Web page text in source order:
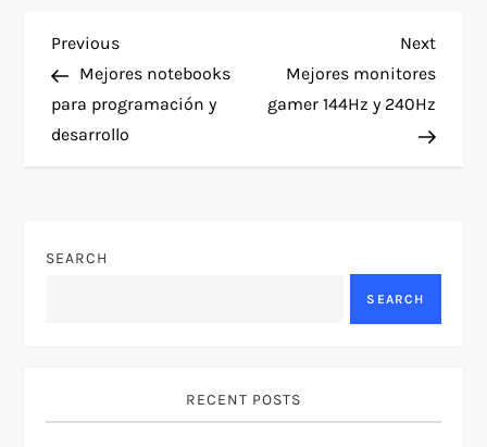
P
o
s
n
i
Previous
Post
Previous
Mejores notebooks
para programación y
desarrollo
Next
Post
Next
Mejores monitores
gamer 144Hz y 240Hz
SEARCH
SEARCH
RECENT POSTS